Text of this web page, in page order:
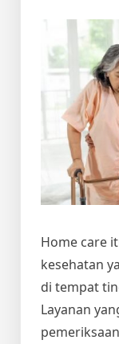
Home care
kesehatan
di tempat
Layanan